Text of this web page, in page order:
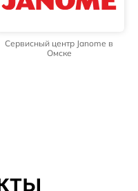
Сервисный центр Janome в
Омске